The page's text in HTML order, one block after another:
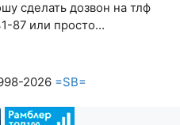
сделать дозвон на тлф
87 или просто…
2026 =SB=